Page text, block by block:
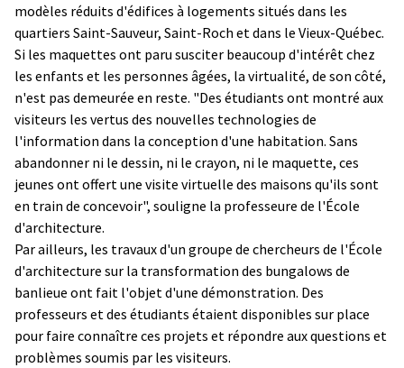
modèles réduits d'édifices à logements situés dans les
quartiers Saint-Sauveur, Saint-Roch et dans le Vieux-Québec.
Si les maquettes ont paru susciter beaucoup d'intérêt chez
les enfants et les personnes âgées, la virtualité, de son côté,
n'est pas demeurée en reste. "Des étudiants ont montré aux
visiteurs les vertus des nouvelles technologies de
l'information dans la conception d'une habitation. Sans
abandonner ni le dessin, ni le crayon, ni le maquette, ces
jeunes ont offert une visite virtuelle des maisons qu'ils sont
en train de concevoir", souligne la professeure de l'École
d'architecture.
Par ailleurs, les travaux d'un groupe de chercheurs de l'École
d'architecture sur la transformation des bungalows de
banlieue ont fait l'objet d'une démonstration. Des
professeurs et des étudiants étaient disponibles sur place
pour faire connaître ces projets et répondre aux questions et
problèmes soumis par les visiteurs.